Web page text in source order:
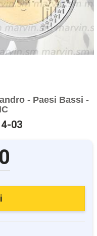
- Paesi Bassi -
03